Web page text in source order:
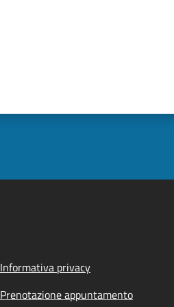
Informativa privacy
Prenotazione appuntamento